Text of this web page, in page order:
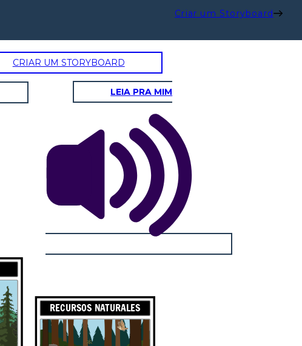
Criar um Storyboard
CRIAR UM STORYBOARD
LEIA PRA MIM
RECURSOS NATURALES